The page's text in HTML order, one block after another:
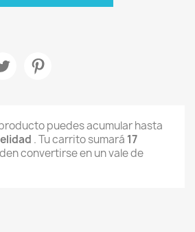
puedes acumular hasta
. Tu carrito sumará 17
convertirse en un vale de